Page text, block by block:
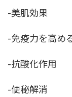
-美肌効果
-免疫力を高め
-抗酸化作用
-便秘解消